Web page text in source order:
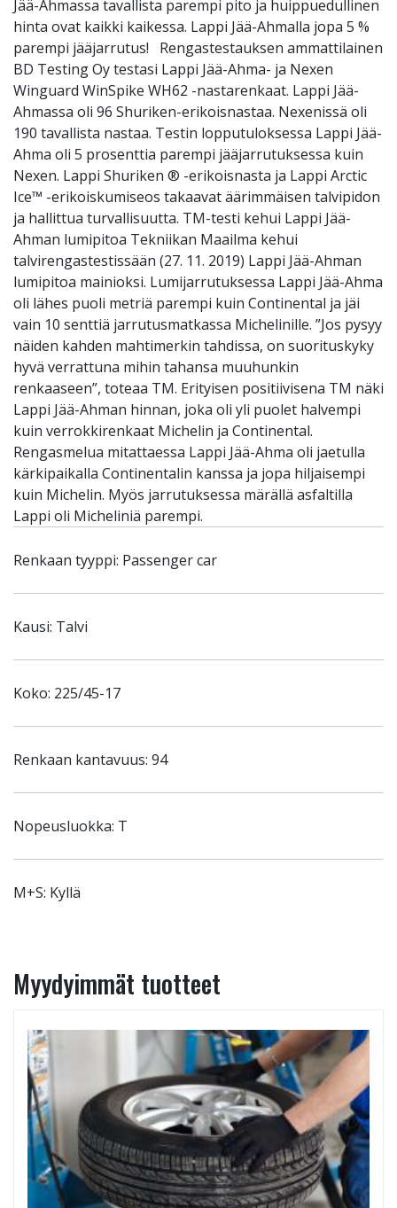
Jää-Ahmassa tavallista parempi pito ja huippuedullinen
hinta ovat kaikki kaikessa. Lappi Jää-Ahmalla jopa 5 %
parempi jääjarrutus! Rengastestauksen ammattilainen
BD Testing Oy testasi Lappi Jää-Ahma- ja Nexen
Winguard WinSpike WH62 -nastarenkaat. Lappi Jää-
Ahmassa oli 96 Shuriken-erikoisnastaa. Nexenissä oli
190 tavallista nastaa. Testin lopputuloksessa Lappi Jää-
Ahma oli 5 prosenttia parempi jääjarrutuksessa kuin
Nexen. Lappi Shuriken ® -erikoisnasta ja Lappi Arctic
Ice™ -erikoiskumiseos takaavat äärimmäisen talvipidon
ja hallittua turvallisuutta. TM-testi kehui Lappi Jää-
Ahman lumipitoa Tekniikan Maailma kehui
talvirengastestissään (27. 11. 2019) Lappi Jää-Ahman
lumipitoa mainioksi. Lumijarrutuksessa Lappi Jää-Ahma
oli lähes puoli metriä parempi kuin Continental ja jäi
vain 10 senttiä jarrutusmatkassa Michelinille. ”Jos pysyy
näiden kahden mahtimerkin tahdissa, on suorituskyky
hyvä verrattuna mihin tahansa muuhunkin
renkaaseen”, toteaa TM. Erityisen positiivisena TM näki
Lappi Jää-Ahman hinnan, joka oli yli puolet halvempi
kuin verrokkirenkaat Michelin ja Continental.
Rengasmelua mitattaessa Lappi Jää-Ahma oli jaetulla
kärkipaikalla Continentalin kanssa ja jopa hiljaisempi
kuin Michelin. Myös jarrutuksessa märällä asfaltilla
Lappi oli Micheliniä parempi.
Renkaan tyyppi: Passenger car
Kausi: Talvi
Koko: 225/45-17
Renkaan kantavuus: 94
Nopeusluokka: T
M+S: Kyllä
Myydyimmät tuotteet